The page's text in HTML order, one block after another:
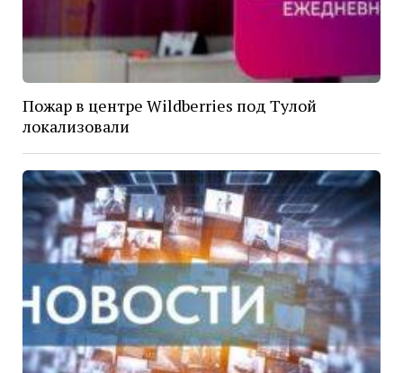
Пожар в центре Wildberries под Тулой
локализовали